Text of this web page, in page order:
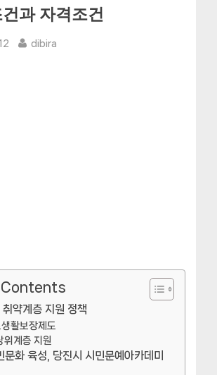
과 자격조건
By
dibira
취약계층 지원 정책
활보장제도
위계층 지원
문화 육성, 당진시 시민문예아카데미